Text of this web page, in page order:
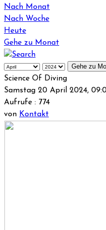
Nach Monat
Nach Woche
Heute
Gehe zu Monat
Gehe zu
Science Of Diving
Samstag 20 April 2024,
Aufrufe : 774
von Kontakt